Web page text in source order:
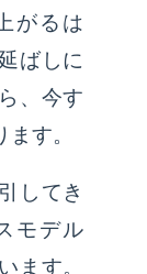
がるは
ばしに
、今す
す。
してき
モデル
ます。